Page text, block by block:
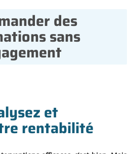
des
sans
et
rentabilité